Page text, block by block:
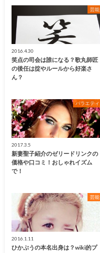
芸能
2016.4.30
笑点の司会は誰になる？歌丸師匠
の後任は掟やルールから好楽さ
ん？
バラエティ
2017.3.5
新妻聖子紹介のゼリードリンクの
価格や口コミ！おしゃれイズム
で！
芸能
2016.1.11
ひかぷうの本名出身は？wiki的プ